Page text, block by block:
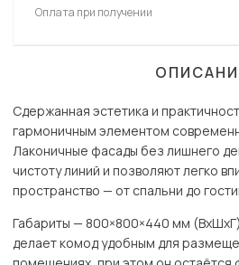
Оплата при получении
Сдержанная эстетика и
гармоничным элементом
Лаконичные фасады без лишнего
чистоту линий и позволяют легко
пространство — от спальни до
Габариты — 800×800×440 мм
делает комод удобным для